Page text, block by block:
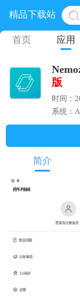
精品下载站
首页 应用
版
时间：
系统：
简介